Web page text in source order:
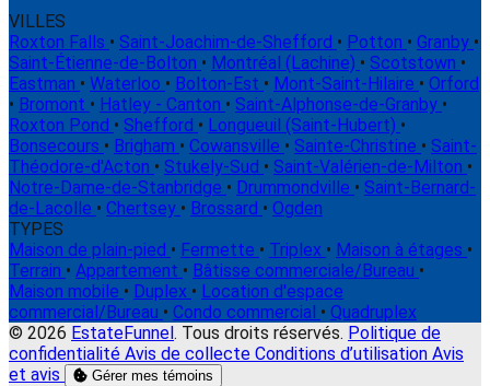
VILLES
Roxton Falls • Saint-Joachim-de-Shefford • Potton • Granby •
Saint-Étienne-de-Bolton • Montréal (Lachine) • Scotstown •
Eastman • Waterloo • Bolton-Est • Mont-Saint-Hilaire • Orford
• Bromont • Hatley - Canton • Saint-Alphonse-de-Granby •
Roxton Pond • Shefford • Longueuil (Saint-Hubert) •
Bonsecours • Brigham • Cowansville • Sainte-Christine • Saint-
Théodore-d'Acton • Stukely-Sud • Saint-Valérien-de-Milton •
Notre-Dame-de-Stanbridge • Drummondville • Saint-Bernard-
de-Lacolle • Chertsey • Brossard • Ogden
TYPES
Maison de plain-pied • Fermette • Triplex • Maison à étages •
Terrain • Appartement • Bâtisse commerciale/Bureau •
Maison mobile • Duplex • Location d'espace
commercial/Bureau • Condo commercial • Quadruplex
© 2026 EstateFunnel. Tous droits réservés. Politique de
confidentialité Avis de collecte Conditions d’utilisation Avis
et avis
Gérer mes témoins